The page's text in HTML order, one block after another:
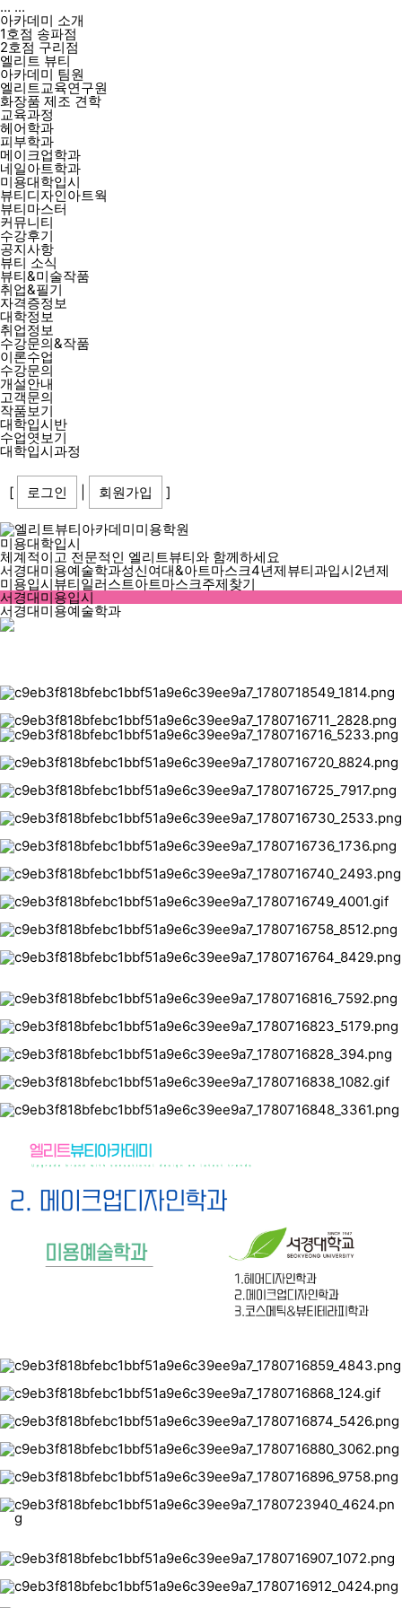
... ...
아카데미 소개
1호점 송파점
2호점 구리점
엘리트 뷰티
아카데미 팀원
엘리트교육연구원
화장품 제조 견학
교육과정
헤어학과
피부학과
메이크업학과
네일아트학과
미용대학입시
뷰티디자인아트웍
뷰티마스터
커뮤니티
수강후기
공지사항
뷰티 소식
뷰티&미술작품
취업&필기
자격증정보
대학정보
취업정보
수강문의&작품
이론수업
수강문의
개설안내
고객문의
작품보기
대학입시반
수업엿보기
대학입시과정
[ 로그인 회원가입
]
Toggle navigation
미용대학입시
체계적이고 전문적인 엘리트뷰티와 함께하세요
서경대미용예술학과성신여대&아트마스크4년제뷰티과입시2년제
미용입시뷰티일러스트아트마스크주제찾기
서경대미용입시
서경대미용예술학과